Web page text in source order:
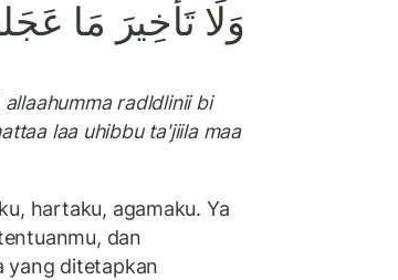
وَلَا تَأْخِيرَ مَا
radldlinii bi
laa uhibbu ta'jiila maa
hartaku, agamaku. Ya
dan
yang ditetapkan